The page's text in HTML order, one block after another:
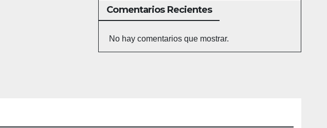
Comentarios Recientes
No hay comentarios que mostrar.